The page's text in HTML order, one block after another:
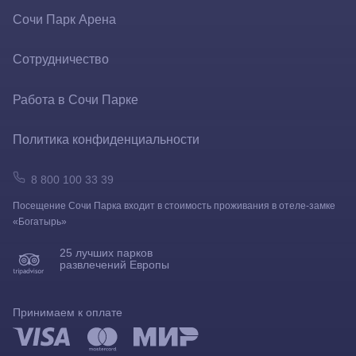
Контакты
Рекомендации по посещению
Социальные инициативы
Сочи Парк Арена
Сотрудничество
Организация мероприятий
Реклама в парке
Площадки под аренду
Агентам
Прессе
Бизнес
Работа в Сочи Парке
Политика конфиденциальности
8 800 100 33 39
Посещение Сочи Парка входит в стоимость проживания в отеле-замке
«Богатырь»
25 лучших парков
развлечений Европы
Принимаем к оплате